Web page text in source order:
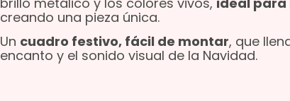
creando una pieza única.
Un cuadro festivo, fácil de montar, que
encanto y el sonido visual de la Navidad.